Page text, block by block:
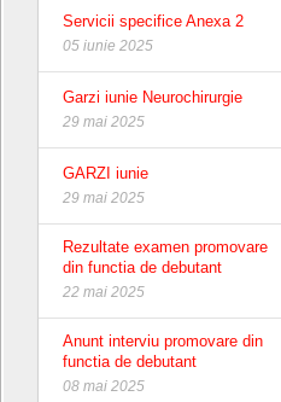
Servicii specifice Anexa 2
05 iunie 2025
Garzi iunie Neurochirurgie
29 mai 2025
GARZI iunie
29 mai 2025
Rezultate examen promovare
din functia de debutant
22 mai 2025
Anunt interviu promovare din
functia de debutant
08 mai 2025